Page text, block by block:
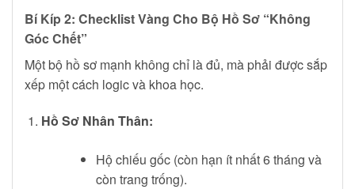
Bí Kíp 2: Checklist Vàng Cho Bộ Hồ Sơ “Không
Góc Chết”
Một bộ hồ sơ mạnh không chỉ là đủ, mà phải được sắp
xếp một cách logic và khoa học.
Hồ Sơ Nhân Thân:
Hộ chiếu gốc (còn hạn ít nhất 6 tháng và
còn trang trống).